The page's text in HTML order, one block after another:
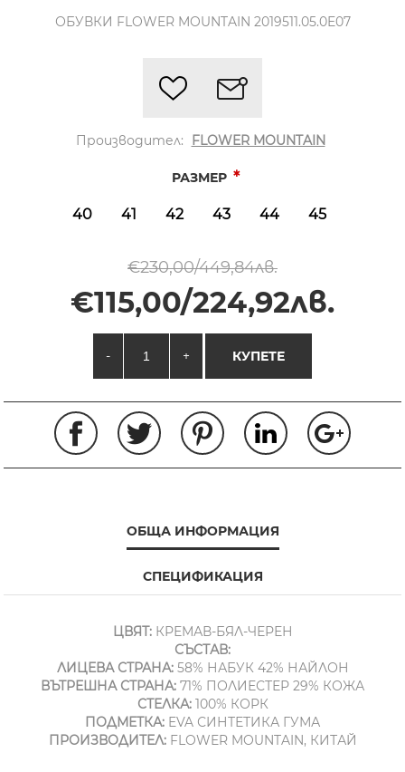
ОБУВКИ FLOWER MOUNTAIN 2019511.05.0E07
Производител: FLOWER MOUNTAIN
РАЗМЕР *
40 41 42 43 44 45
€230,00/449,84лв.
€115,00/224,92лв.
- + КУПЕТЕ
ОБЩА ИНФОРМАЦИЯ
СПЕЦИФИКАЦИЯ
ЦВЯТ:КРЕМАВ-БЯЛ-ЧЕРЕН
СЪСТАВ:
ЛИЦЕВА СТРАНА:58% НАБУК 42% НАЙЛОН
ВЪТРЕШНА СТРАНА: 71% ПОЛИЕСТЕР 29% КОЖА
СТЕЛКА:100% КОРК
ПОДМЕТКА: EVA СИНТЕТИКА ГУМА
ПРОИЗВОДИТЕЛ:FLOWER MOUNTAIN, КИТАЙ